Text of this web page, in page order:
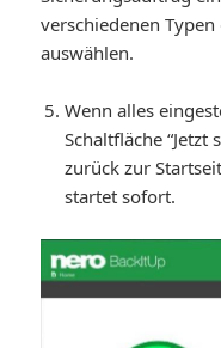
verschiedenen
auswählen.
Wenn alles
Schaltfläche
zurück zur
startet sofort.